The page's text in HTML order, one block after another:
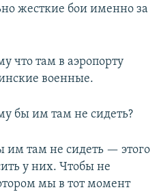
жесткие бои именно за
что там в аэропорту
военные.
бы им там не сидеть?
им там не сидеть — этого
у них. Чтобы не
мы в тот момент